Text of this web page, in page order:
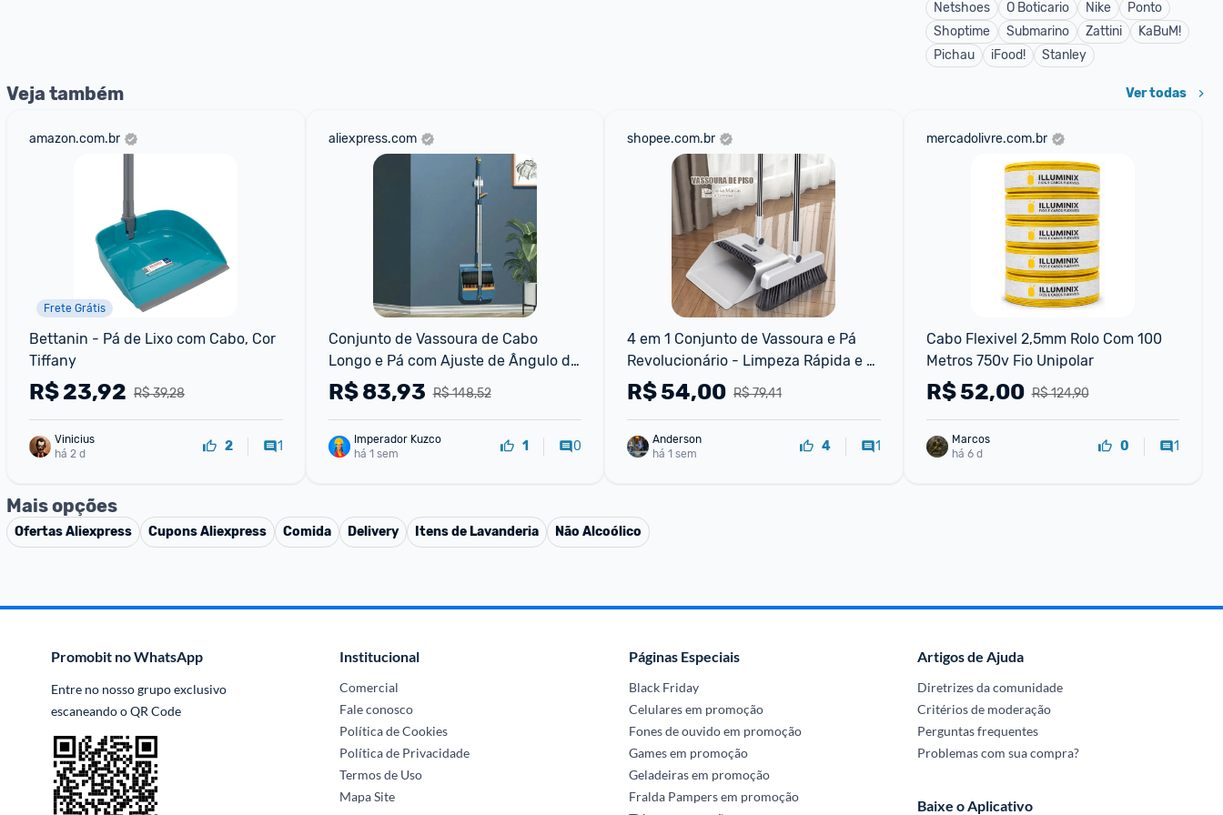
Netshoes
O Boticario Nike
Ponto
Shoptime
Submarino Zattini
KaBuM!
Pichau
iFood! Stanley
Veja também Ver todas
amazon.com.br
Frete Grátis
Bettanin - Pá de Lixo com Cabo, Cor
Tiffany
R$ 39,28
R$23,92
Vinicius
há 2 d
2 1
aliexpress.com
Conjunto de Vassoura de Cabo
Longo e Pá com Ajuste de Ângulo de
180º
R$ 148,52
R$83,93
Imperador Kuzco
há 1 sem
1 0
shopee.com.br
4 em 1 Conjunto de Vassoura e Pá
Revolucionário - Limpeza Rápida e
sem Sujeira
R$ 79,41
R$54,00
Anderson
há 1 sem
4 1
mercadolivre.com.br
Cabo Flexivel 2,5mm Rolo Com 100
Metros 750v Fio Unipolar
R$ 124,90
R$52,00
Marcos
há 6 d
0 1
Mais opções
OfertasAliexpress CuponsAliexpress Comida Delivery Itens de Lavanderia Não Alcoólico
Promobit no WhatsApp
Entre no nosso grupo exclusivo
escaneando o QR Code
Institucional
Comercial
Fale conosco
Política de Cookies
Política de Privacidade
Termos de Uso
Mapa Site
Páginas Especiais
Black Friday
Celulares em promoção
Fones de ouvido em promoção
Games em promoção
Geladeiras em promoção
Fralda Pampers em promoção
Artigos de Ajuda
Diretrizes da comunidade
Critérios de moderação
Perguntas frequentes
Problemas com sua compra?
Baixe o Aplicativo